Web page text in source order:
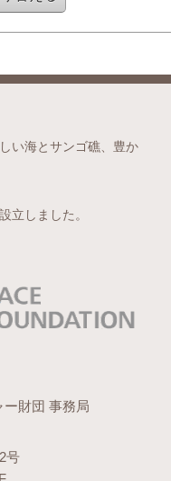
い海とサンゴ礁、豊か
立しました。
財団 事務局
号